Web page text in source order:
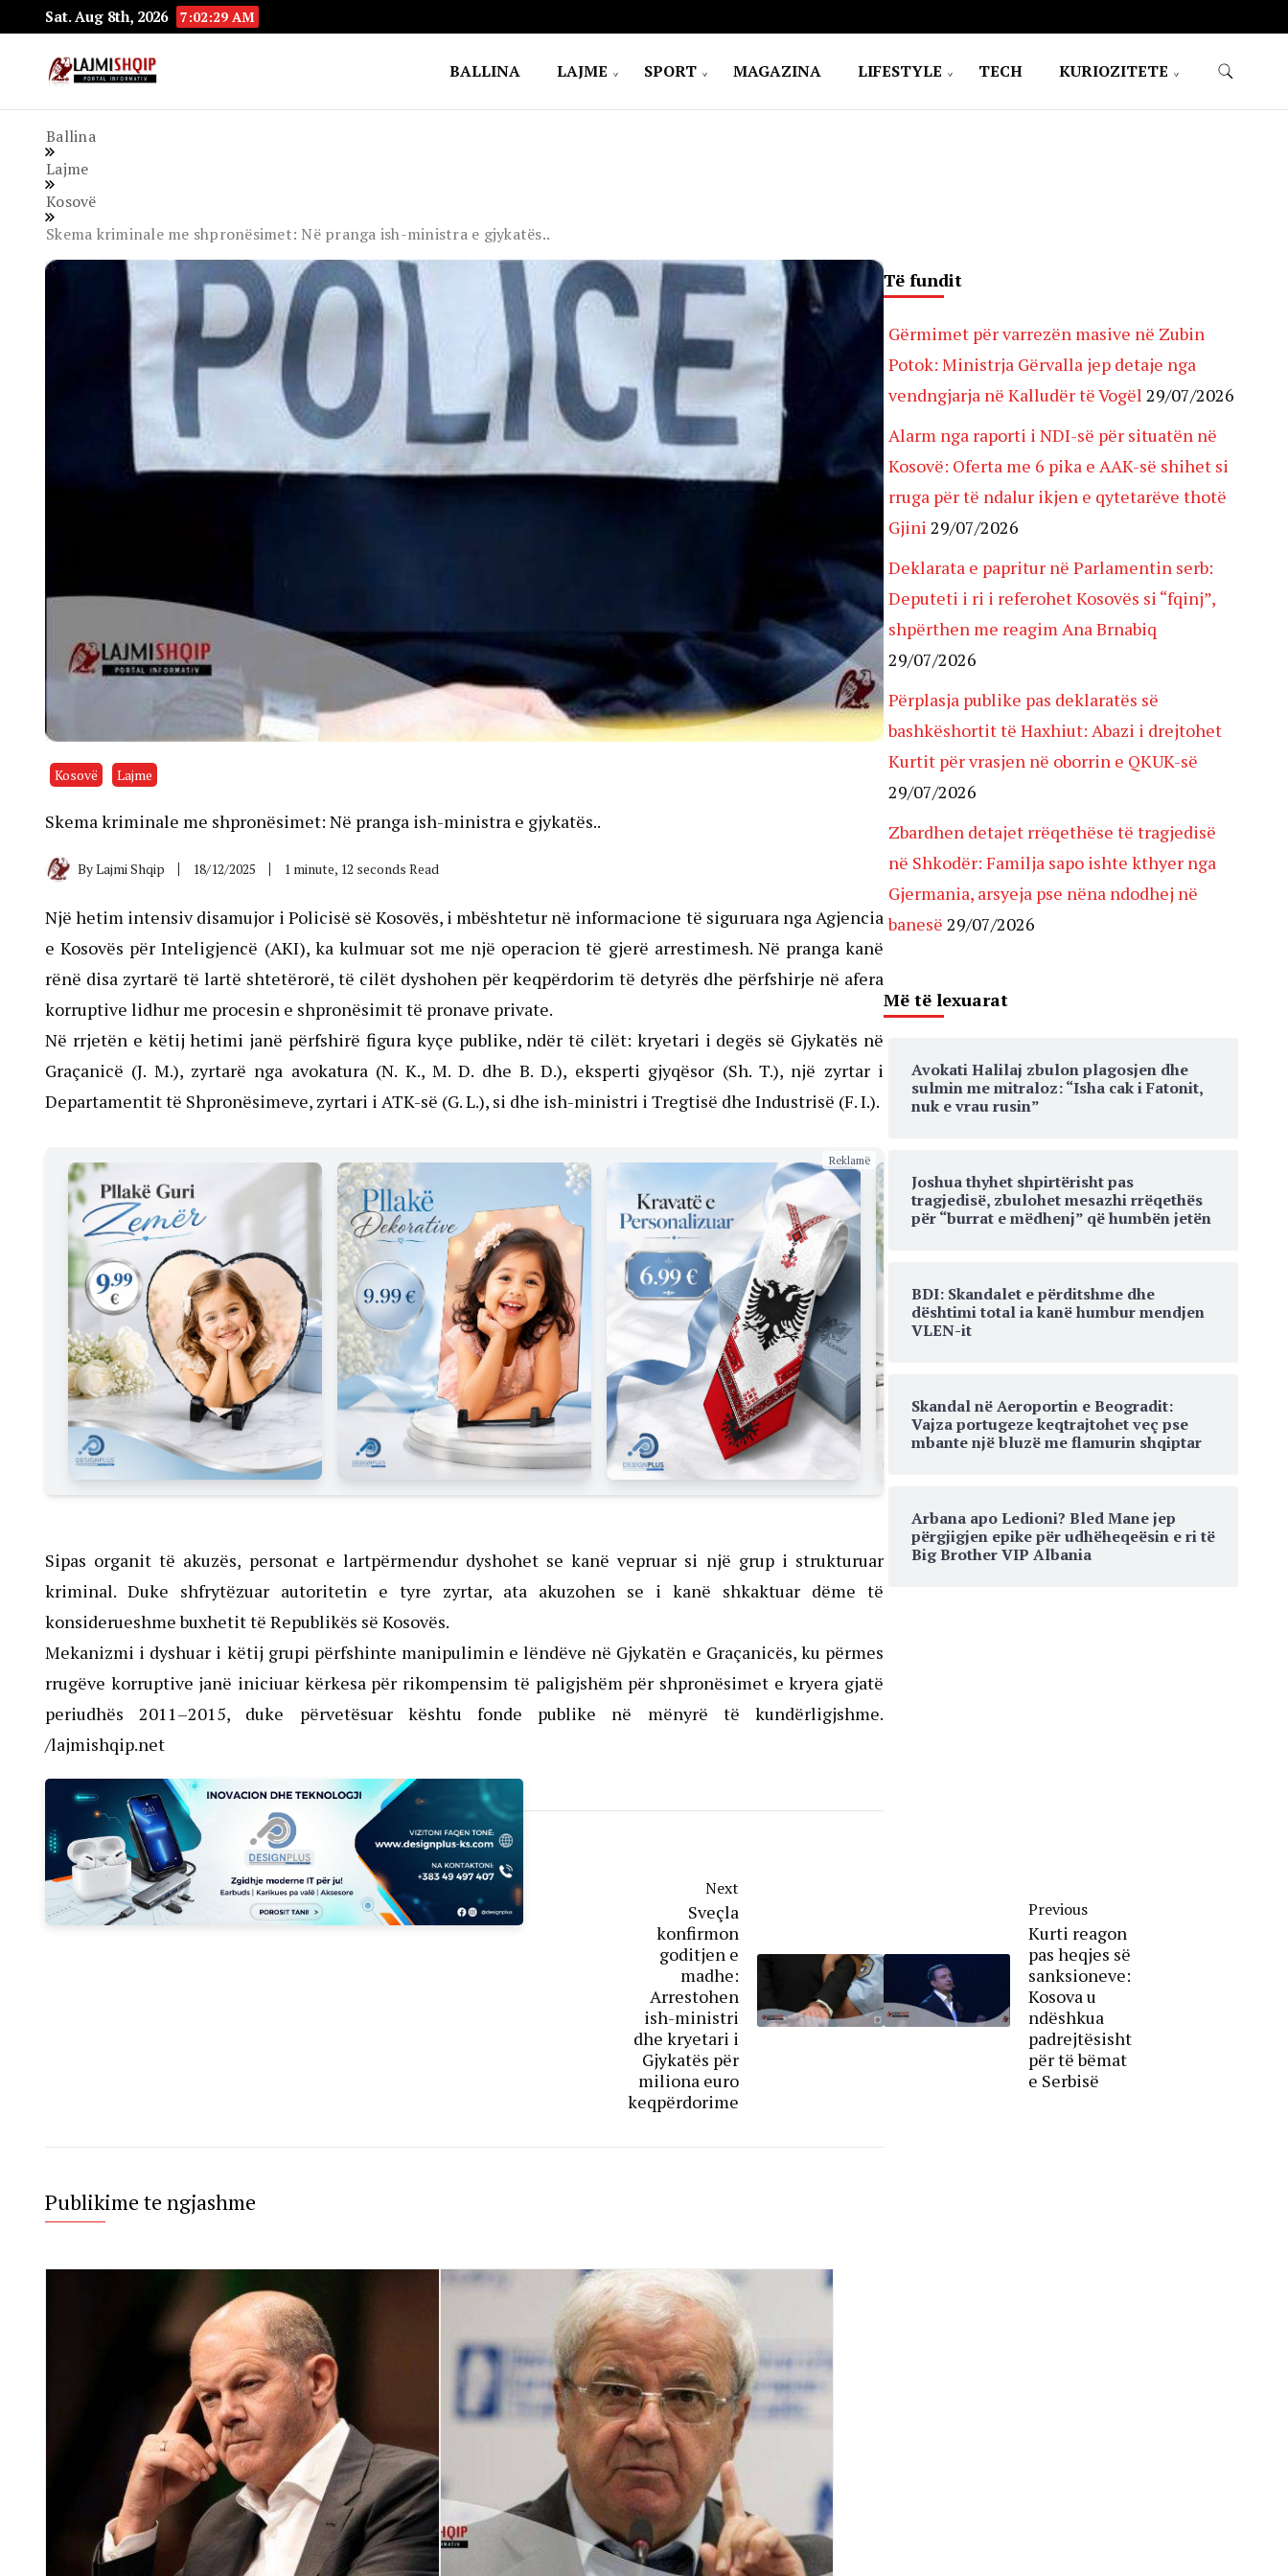
Sat. Aug 8th, 2026 7:02:30 AM
BALLINA LAJME SPORT MAGAZINA LIFESTYLE TECH KURIOZITETE
Ballina
Lajme
Kosovë
Skema kriminale me shpronësimet: Në pranga ish-ministra e gjykatës..
Kosovë Lajme
Skema kriminale me shpronësimet: Në pranga ish-ministra e gjykatës..
ByLajmi Shqip 18/12/2025 1 minute, 12 seconds Read
Një hetim intensiv disamujor i Policisë së Kosovës, i mbështetur në informacione të siguruara nga Agjencia
e Kosovës për Inteligjencë (AKI), ka kulmuar sot me një operacion të gjerë arrestimesh. Në pranga kanë
rënë disa zyrtarë të lartë shtetërorë, të cilët dyshohen për keqpërdorim të detyrës dhe përfshirje në afera
korruptive lidhur me procesin e shpronësimit të pronave private.
Në rrjetën e këtij hetimi janë përfshirë figura kyçe publike, ndër të cilët: kryetari i degës së Gjykatës në
Graçanicë (J. M.), zyrtarë nga avokatura (N. K., M. D. dhe B. D.), eksperti gjyqësor (Sh. T.), një zyrtar i
Departamentit të Shpronësimeve, zyrtari i ATK-së (G. L.), si dhe ish-ministri i Tregtisë dhe Industrisë (F. I.).
Reklamë
Sipas organit të akuzës, personat e lartpërmendur dyshohet se kanë vepruar si një grup i strukturuar
kriminal. Duke shfrytëzuar autoritetin e tyre zyrtar, ata akuzohen se i kanë shkaktuar dëme të
konsiderueshme buxhetit të Republikës së Kosovës.
Mekanizmi i dyshuar i këtij grupi përfshinte manipulimin e lëndëve në Gjykatën e Graçanicës, ku përmes
rrugëve korruptive janë iniciuar kërkesa për rikompensim të paligjshëm për shpronësimet e kryera gjatë
periudhës 2011–2015, duke përvetësuar kështu fonde publike në mënyrë të kundërligjshme.
/lajmishqip.net
Previous
Kurti reagon
pas heqjes së
sanksioneve:
Kosova u
ndëshkua
padrejtësisht
për të bëmat
e Serbisë
Next
Sveçla
konfirmon
goditjen e
madhe:
Arrestohen
ish-ministri
dhe kryetari i
Gjykatës për
miliona euro
keqpërdorime
Publikime te ngjashme
Të fundit
Gërmimet për varrezën masive në Zubin
Potok: Ministrja Gërvalla jep detaje nga
vendngjarja në Kalludër të Vogël 29/07/2026
Alarm nga raporti i NDI-së për situatën në
Kosovë: Oferta me 6 pika e AAK-së shihet si
rruga për të ndalur ikjen e qytetarëve thotë
Gjini 29/07/2026
Deklarata e papritur në Parlamentin serb:
Deputeti i ri i referohet Kosovës si “fqinj”,
shpërthen me reagim Ana Brnabiq
29/07/2026
Përplasja publike pas deklaratës së
bashkëshortit të Haxhiut: Abazi i drejtohet
Kurtit për vrasjen në oborrin e QKUK-së
29/07/2026
Zbardhen detajet rrëqethëse të tragjedisë
në Shkodër: Familja sapo ishte kthyer nga
Gjermania, arsyeja pse nëna ndodhej në
banesë 29/07/2026
Më të lexuarat
Avokati Halilaj zbulon plagosjen dhe
sulmin me mitraloz: “Isha cak i Fatonit,
nuk e vrau rusin”
Joshua thyhet shpirtërisht pas
tragjedisë, zbulohet mesazhi rrëqethës
për “burrat e mëdhenj” që humbën jetën
BDI: Skandalet e përditshme dhe
dështimi total ia kanë humbur mendjen
VLEN-it
Skandal në Aeroportin e Beogradit:
Vajza portugeze keqtrajtohet veç pse
mbante një bluzë me flamurin shqiptar
Arbana apo Ledioni? Bled Mane jep
përgjigjen epike për udhëheqeësin e ri të
Big Brother VIP Albania